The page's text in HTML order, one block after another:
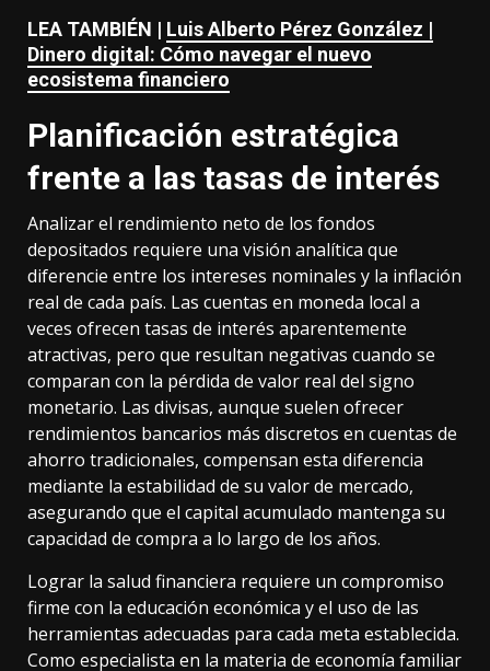
LEA TAMBIÉN | Luis Alberto Pérez González |
Dinero digital: Cómo navegar el nuevo
ecosistema financiero
Planificación estratégica
frente a las tasas de interés
Analizar el rendimiento neto de los fondos
depositados requiere una visión analítica que
diferencie entre los intereses nominales y la inflación
real de cada país. Las cuentas en moneda local a
veces ofrecen tasas de interés aparentemente
atractivas, pero que resultan negativas cuando se
comparan con la pérdida de valor real del signo
monetario. Las divisas, aunque suelen ofrecer
rendimientos bancarios más discretos en cuentas de
ahorro tradicionales, compensan esta diferencia
mediante la estabilidad de su valor de mercado,
asegurando que el capital acumulado mantenga su
capacidad de compra a lo largo de los años.
Lograr la salud financiera requiere un compromiso
firme con la educación económica y el uso de las
herramientas adecuadas para cada meta establecida.
Como especialista en la materia de economía familiar